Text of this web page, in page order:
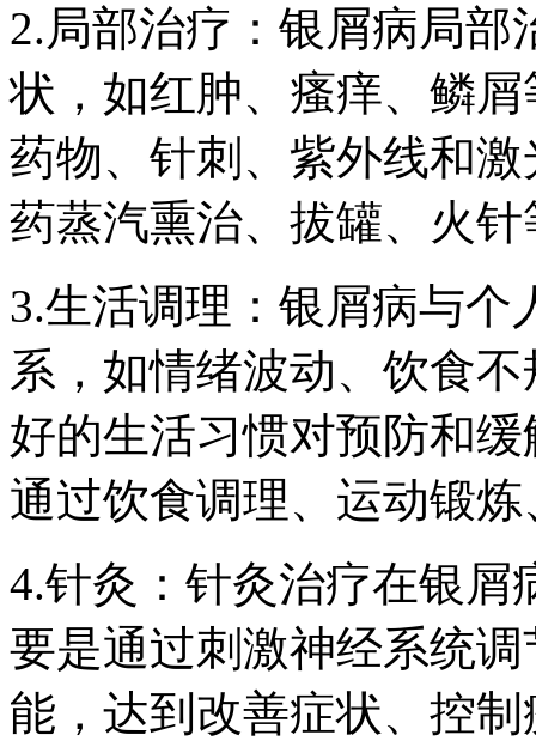
2.局部治疗：银屑病局部
状，如红肿、瘙痒、鳞
药物、针刺、紫外线和
药蒸汽熏治、拔罐、火针
3.生活调理：银屑病与
系，如情绪波动、饮食
好的生活习惯对预防和
通过饮食调理、运动锻
4.针灸：针灸治疗在银屑
要是通过刺激神经系统
能，达到改善症状、控